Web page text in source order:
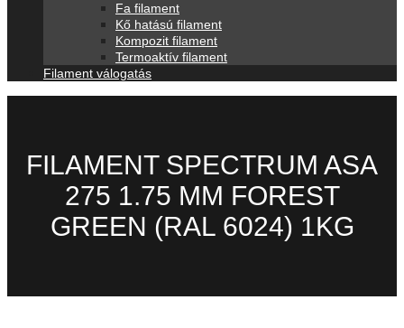
Fa filament
Kő hatású filament
Kompozit filament
Termoaktív filament
Filament válogatás
FILAMENT SPECTRUM ASA
275 1.75 MM FOREST
GREEN (RAL 6024) 1KG